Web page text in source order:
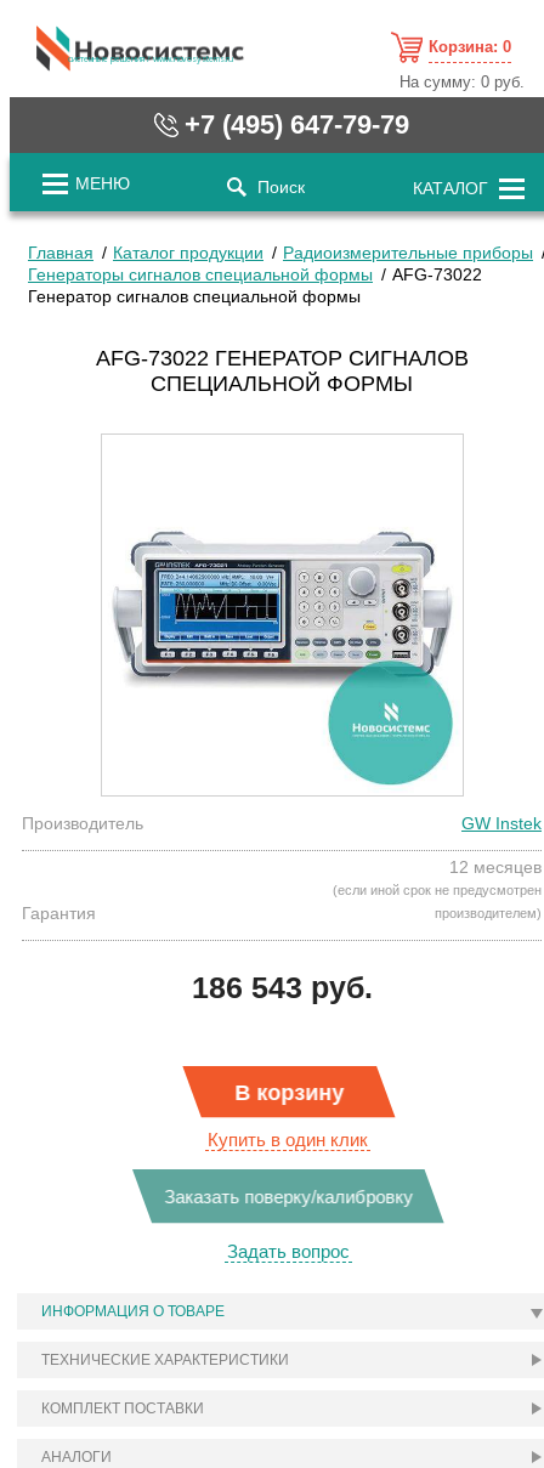
cистемные решения / www.novosystems.ru
Корзина: 0
На сумму:0 руб.
+7 (495) 647-79-79
МЕНЮ Поиск КАТАЛОГ
Главная Каталог продукции
Радиоизмерительные приборы
Генераторы сигналов специальной формы
AFG-73022
Генератор сигналов специальной формы
AFG-73022 ГЕНЕРАТОР СИГНАЛОВ
СПЕЦИАЛЬНОЙ ФОРМЫ
Производитель GW Instek
Гарантия
12 месяцев
(если иной срок не предусмотрен
производителем)
186 543 руб.
В корзину
Купить в один клик
Заказать поверку/калибровку
Задать вопрос
ИНФОРМАЦИЯ О ТОВАРЕ
ТЕХНИЧЕСКИЕ ХАРАКТЕРИСТИКИ
КОМПЛЕКТ ПОСТАВКИ
АНАЛОГИ